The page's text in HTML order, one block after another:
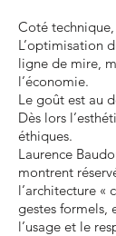
Coté
L’optimisation
ligne de mire,
l’économie.
Le goût est au
Dès lors
éthiques.
Laurence
montrent
l’architecture «
gestes formels,
l’usage et le